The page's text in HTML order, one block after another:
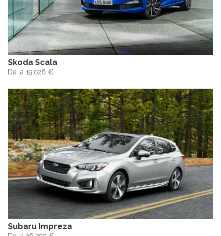
Skoda Scala
De la 19.026 €
Subaru Impreza